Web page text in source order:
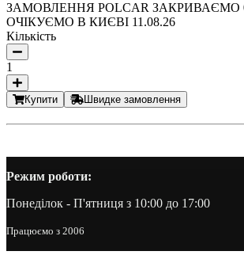
ЗАМОВЛЕННЯ POLCAR ЗАКРИВАЄМО
ОЧІКУЄМО В КИЄВІ 11.08.26
Кількість
1
Купити Швидке замовлення
Режим роботи:
Понеділок - П'ятниця з 10:00 до 17:00
Працюємо з 2006